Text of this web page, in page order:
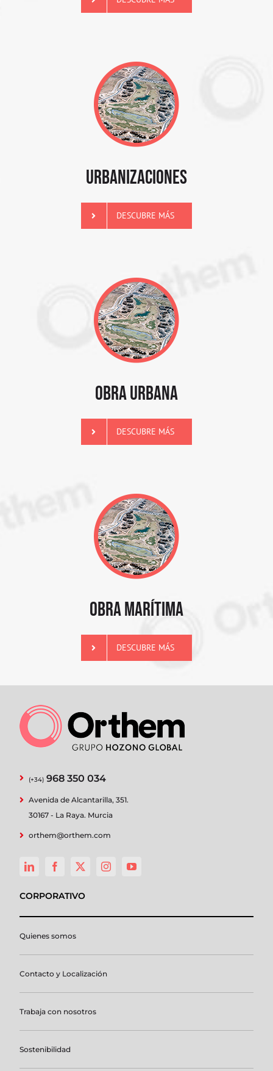
URBANIZACIONES
DESCUBRE MÁS
OBRA URBANA
DESCUBRE MÁS
OBRA MARÍTIMA
DESCUBRE MÁS
(+34) 968 350 034
Avenida de Alcantarilla, 351.
30167 - La Raya. Murcia
orthem@orthem.com
CORPORATIVO
Quienes somos
Contacto y Localización
Trabaja con nosotros
Sostenibilidad